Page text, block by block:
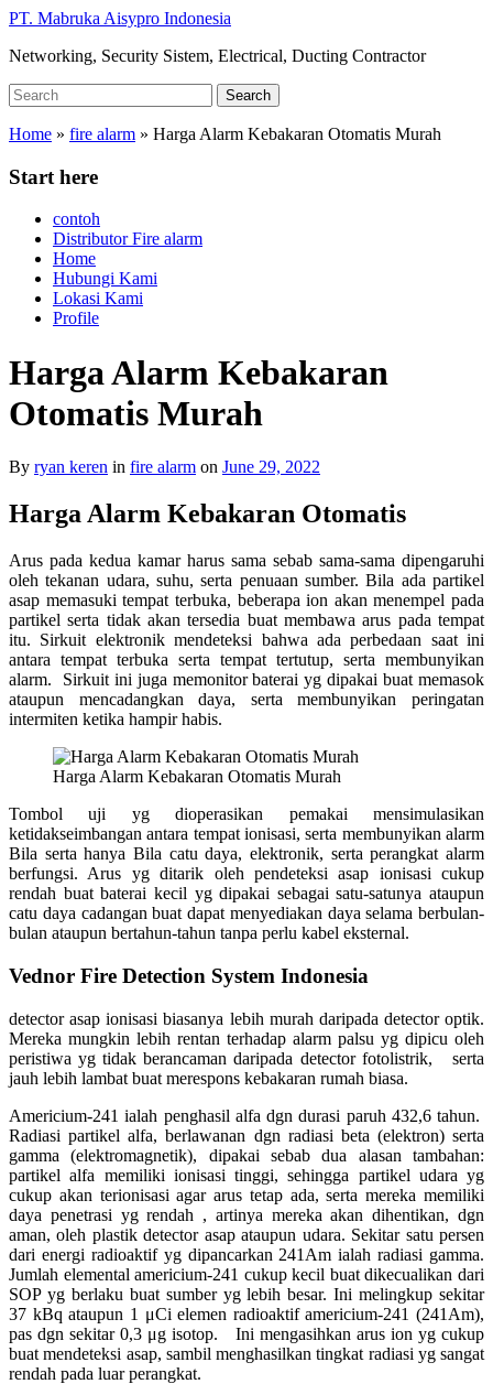
Skip
main
PT. Mabruka Aisypro Indonesia
Networking, Security Sistem, Electrical, Ducting Contractor
Search
for:
Search
Home » fire alarm » Harga Alarm Kebakaran Otomatis Murah
Start here
contoh
Distributor Fire alarm
Home
Hubungi Kami
Lokasi Kami
Profile
Harga Alarm Kebakaran
Otomatis Murah
By ryan keren in fire alarm on June 29, 2022
Harga Alarm Kebakaran Otomatis
Arus pada kedua kamar harus sama sebab sama-sama dipengaruhi
oleh tekanan udara, suhu, serta penuaan sumber. Bila ada partikel
asap memasuki tempat terbuka, beberapa ion akan menempel pada
partikel serta tidak akan tersedia buat membawa arus pada tempat
itu. Sirkuit elektronik mendeteksi bahwa ada perbedaan saat ini
antara tempat terbuka serta tempat tertutup, serta membunyikan
alarm. Sirkuit ini juga memonitor baterai yg dipakai buat memasok
ataupun mencadangkan daya, serta membunyikan peringatan
intermiten ketika hampir habis.
Harga Alarm Kebakaran Otomatis Murah
Tombol uji yg dioperasikan pemakai mensimulasikan
ketidakseimbangan antara tempat ionisasi, serta membunyikan alarm
Bila serta hanya Bila catu daya, elektronik, serta perangkat alarm
berfungsi. Arus yg ditarik oleh pendeteksi asap ionisasi cukup
rendah buat baterai kecil yg dipakai sebagai satu-satunya ataupun
catu daya cadangan buat dapat menyediakan daya selama berbulan-
bulan ataupun bertahun-tahun tanpa perlu kabel eksternal.
Vednor Fire Detection System Indonesia
detector asap ionisasi biasanya lebih murah daripada detector optik.
Mereka mungkin lebih rentan terhadap alarm palsu yg dipicu oleh
peristiwa yg tidak berancaman daripada detector fotolistrik, serta
jauh lebih lambat buat merespons kebakaran rumah biasa.
Americium-241 ialah penghasil alfa dgn durasi paruh 432,6 tahun.
Radiasi partikel alfa, berlawanan dgn radiasi beta (elektron) serta
gamma (elektromagnetik), dipakai sebab dua alasan tambahan:
partikel alfa memiliki ionisasi tinggi, sehingga partikel udara yg
cukup akan terionisasi agar arus tetap ada, serta mereka memiliki
daya penetrasi yg rendah , artinya mereka akan dihentikan, dgn
aman, oleh plastik detector asap ataupun udara. Sekitar satu persen
dari energi radioaktif yg dipancarkan 241Am ialah radiasi gamma.
Jumlah elemental americium-241 cukup kecil buat dikecualikan dari
SOP yg berlaku buat sumber yg lebih besar. Ini melingkup sekitar
37 kBq ataupun 1 μCi elemen radioaktif americium-241 (241Am),
pas dgn sekitar 0,3 μg isotop. Ini mengasihkan arus ion yg cukup
buat mendeteksi asap, sambil menghasilkan tingkat radiasi yg sangat
rendah pada luar perangkat.